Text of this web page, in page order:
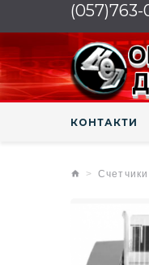
(057)763-
КОНТАКТИ